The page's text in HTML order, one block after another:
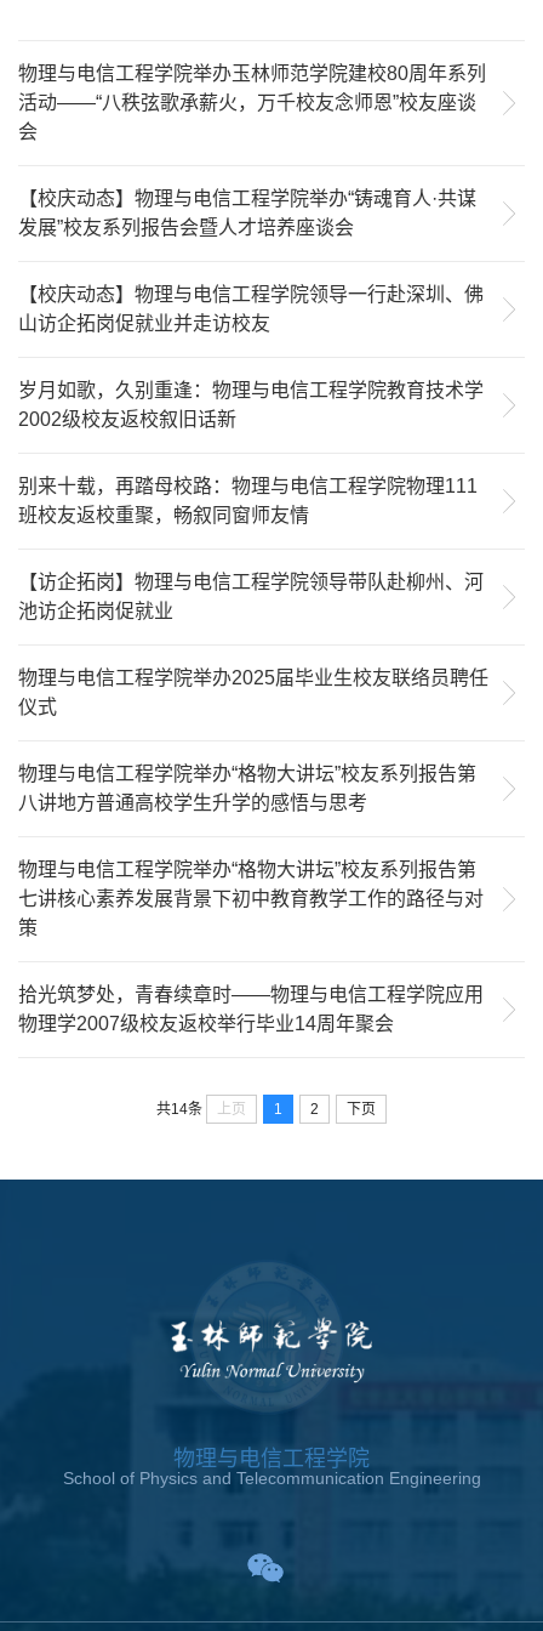
物理与电信工程学院举办玉林师范学院建校80周年系列
活动——“八秩弦歌承薪火，万千校友念师恩”校友座谈
会
【校庆动态】物理与电信工程学院举办“铸魂育人·共谋
发展”校友系列报告会暨人才培养座谈会
【校庆动态】物理与电信工程学院领导一行赴深圳、佛
山访企拓岗促就业并走访校友
岁月如歌，久别重逢：物理与电信工程学院教育技术学
2002级校友返校叙旧话新
别来十载，再踏母校路：物理与电信工程学院物理111
班校友返校重聚，畅叙同窗师友情
【访企拓岗】物理与电信工程学院领导带队赴柳州、河
池访企拓岗促就业
物理与电信工程学院举办2025届毕业生校友联络员聘任
仪式
物理与电信工程学院举办“格物大讲坛”校友系列报告第
八讲地方普通高校学生升学的感悟与思考
物理与电信工程学院举办“格物大讲坛”校友系列报告第
七讲核心素养发展背景下初中教育教学工作的路径与对
策
拾光筑梦处，青春续章时——物理与电信工程学院应用
物理学2007级校友返校举行毕业14周年聚会
共14条 上页 1 2 下页
物理与电信工程学院
School of Physics and Telecommunication Engineering